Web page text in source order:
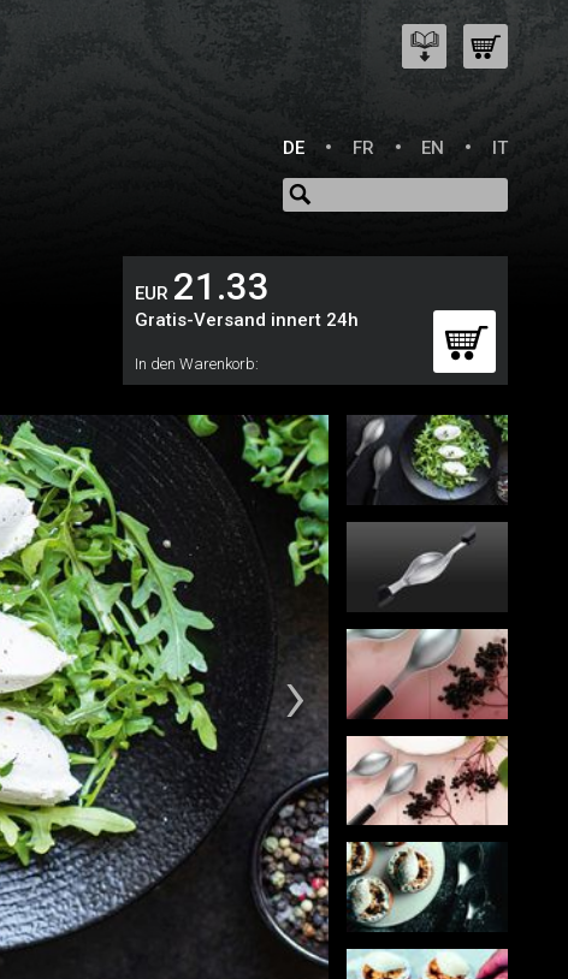
DE
FR EN IT
EUR 21.33
Gratis-Versand innert 24h
In den Warenkorb: